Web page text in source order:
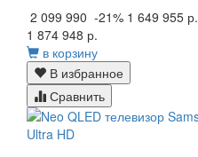
2 099 990 -21% 1 649 955 р.
1 874 948 р.
в корзину
В избранное
Сравнить